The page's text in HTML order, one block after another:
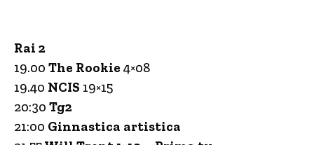
Rai 2
19.00 The Rookie 4×08
19.40 NCIS 19×15
20:30 Tg2
21:00 Ginnastica artistica